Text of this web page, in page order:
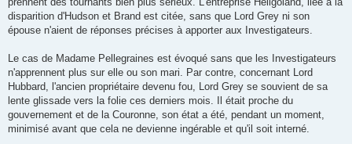
disparition d'Hudson et Brand est citée, sans que Lord Grey ni son
épouse n'aient de réponses précises à apporter aux Investigateurs.
Le cas de Madame Pellegraines est évoqué sans que les Investigateurs
n'apprennent plus sur elle ou son mari. Par contre, concernant Lord
Hubbard, l'ancien propriétaire devenu fou, Lord Grey se souvient de sa
lente glissade vers la folie ces derniers mois. Il était proche du
gouvernement et de la Couronne, son état a été, pendant un moment,
minimisé avant que cela ne devienne ingérable et qu'il soit interné.